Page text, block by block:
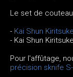
Le set de
- Kai Shun
- Kai Shun
Pour l'affûtage,
précision sknife